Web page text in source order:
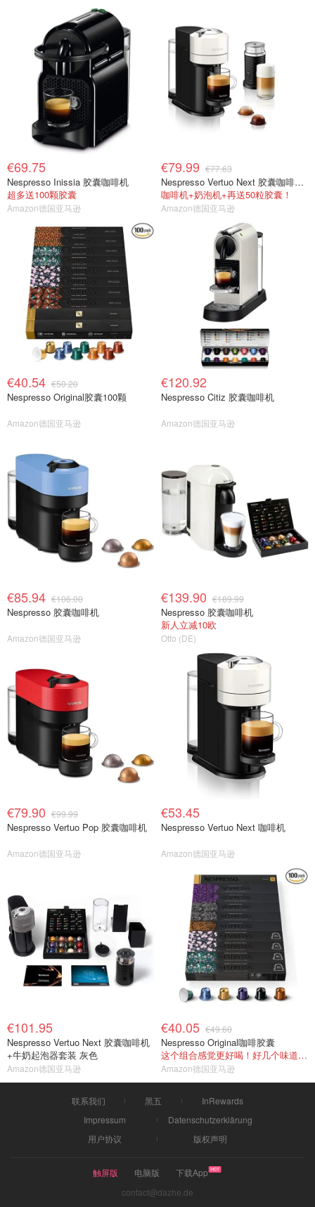
€69.75
Nespresso Inissia 胶囊咖啡机
超多送100颗胶囊
Amazon德国亚马逊
€79.99 €77.63
Nespresso Vertuo Next 胶囊咖啡机+打泡机
咖啡机+奶泡机+再送50粒胶囊！
Amazon德国亚马逊
€40.54 €50.20
Nespresso Original胶囊100颗
Amazon德国亚马逊
€120.92
Nespresso Citiz 胶囊咖啡机
Amazon德国亚马逊
€85.94 €106.00
Nespresso 胶囊咖啡机
Amazon德国亚马逊
€139.90 €189.99
Nespresso 胶囊咖啡机
新人立减10欧
Otto (DE)
€79.90 €99.99
Nespresso Vertuo Pop 胶囊咖啡机
Amazon德国亚马逊
€53.45
Nespresso Vertuo Next 咖啡机
Amazon德国亚马逊
€101.95
Nespresso Vertuo Next 胶囊咖啡机
+牛奶起泡器套装 灰色
Amazon德国亚马逊
€40.05 €49.60
Nespresso Original咖啡胶囊
这个组合感觉更好喝！好几个味道都是我的回购
Amazon德国亚马逊
联系我们 黑五
InRewards
Impressum
Datenschutzerklärung
用户协议
版权声明
触屏版 电脑版
下载App
contact@dazhe.de